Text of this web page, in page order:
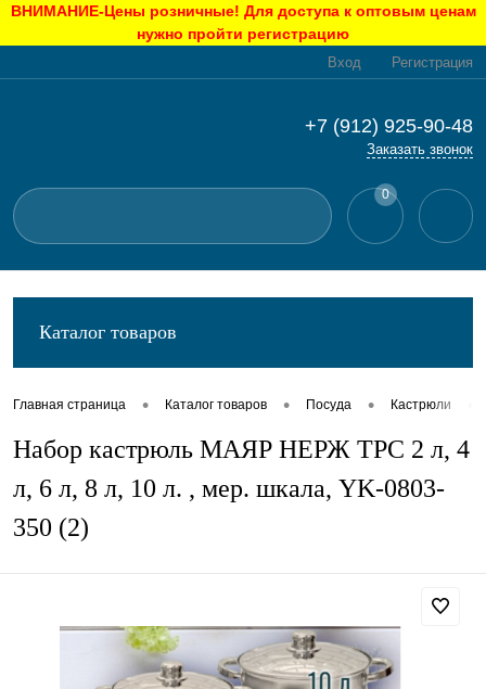
ВНИМАНИЕ-Цены розничные! Для доступа к оптовым ценам
нужно пройти регистрацию
Вход Регистрация
+7 (912) 925-90-48
Заказать звонок
0
Каталог товаров
Главная страница • Каталог товаров • Посуда • Кастрюли
Набор кастрюль МАЯР НЕРЖ ТРС 2 л, 4
л, 6 л, 8 л, 10 л. , мер. шкала, YK-0803-
350 (2)